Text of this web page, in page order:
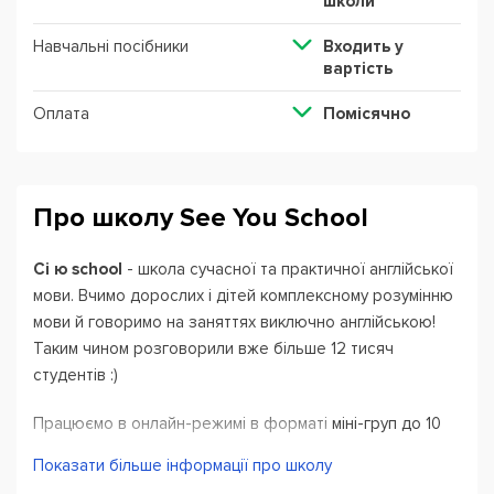
Навчальні посібники
Входить у
вартість
Оплата Помісячно
Про школу See You School
Сі ю school - школа сучасної та практичної англійської
мови. Вчимо дорослих і дітей комплексному розумінню
мови й говоримо на заняттях виключно англійською!
Таким чином розговорили вже більше 12 тисяч
студентів :)
Працюємо в онлайн-режимі в форматі міні-груп до 10
навчання: є ранкові, денні та вечірні групи. Навчаємо
Показати більше інформації про школу